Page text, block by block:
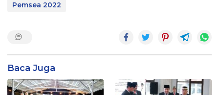
Pemsea 2022
Baca Juga